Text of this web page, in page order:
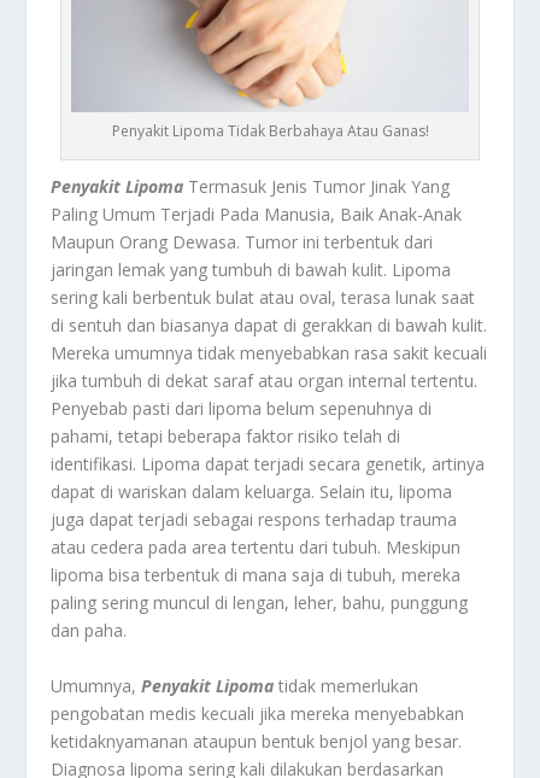
Penyakit Lipoma Tidak Berbahaya Atau Ganas!
Penyakit Lipoma Termasuk Jenis Tumor Jinak Yang
Paling Umum Terjadi Pada Manusia, Baik Anak-Anak
Maupun Orang Dewasa. Tumor ini terbentuk dari
jaringan lemak yang tumbuh di bawah kulit. Lipoma
sering kali berbentuk bulat atau oval, terasa lunak saat
di sentuh dan biasanya dapat di gerakkan di bawah kulit.
Mereka umumnya tidak menyebabkan rasa sakit kecuali
jika tumbuh di dekat saraf atau organ internal tertentu.
Penyebab pasti dari lipoma belum sepenuhnya di
pahami, tetapi beberapa faktor risiko telah di
identifikasi. Lipoma dapat terjadi secara genetik, artinya
dapat di wariskan dalam keluarga. Selain itu, lipoma
juga dapat terjadi sebagai respons terhadap trauma
atau cedera pada area tertentu dari tubuh. Meskipun
lipoma bisa terbentuk di mana saja di tubuh, mereka
paling sering muncul di lengan, leher, bahu, punggung
dan paha.
Umumnya,Penyakit Lipoma tidak memerlukan
pengobatan medis kecuali jika mereka menyebabkan
ketidaknyamanan ataupun bentuk benjol yang besar.
Diagnosa lipoma sering kali dilakukan berdasarkan